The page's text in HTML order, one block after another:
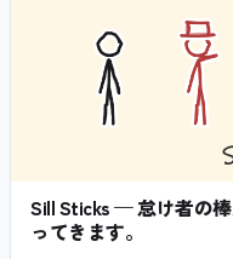
Sill Sticks — 怠け者の
ってきます。